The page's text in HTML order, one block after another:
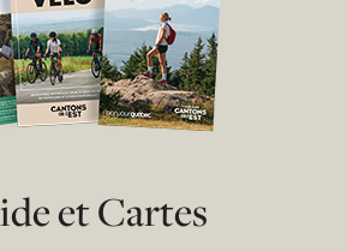
et Cartes